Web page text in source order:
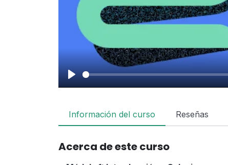
Play
Información del curso Reseñas
Acerca de este curso